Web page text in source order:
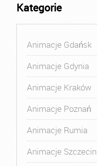
Kategorie
Animacje Gdańsk
Animacje Gdynia
Animacje Kraków
Animacje Poznań
Animacje Rumia
Animacje Szczecin